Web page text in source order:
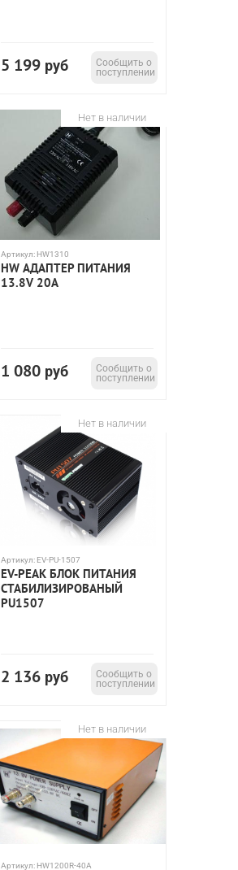
5 199 руб
Сообщить о
поступлении
Нет в наличии
Артикул: HW1310
HW АДАПТЕР ПИТАНИЯ
13.8V 20A
1 080 руб
Сообщить о
поступлении
Нет в наличии
Артикул: EV-PU-1507
EV-PEAK БЛОК ПИТАНИЯ
СТАБИЛИЗИРОВАНЫЙ
PU1507
2 136 руб
Сообщить о
поступлении
Нет в наличии
Артикул: HW1200R-40A